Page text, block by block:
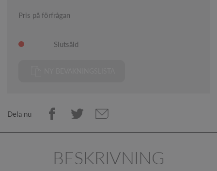
Pris på förfrågan
Slutsåld
Dela nu
BESKRIVNING